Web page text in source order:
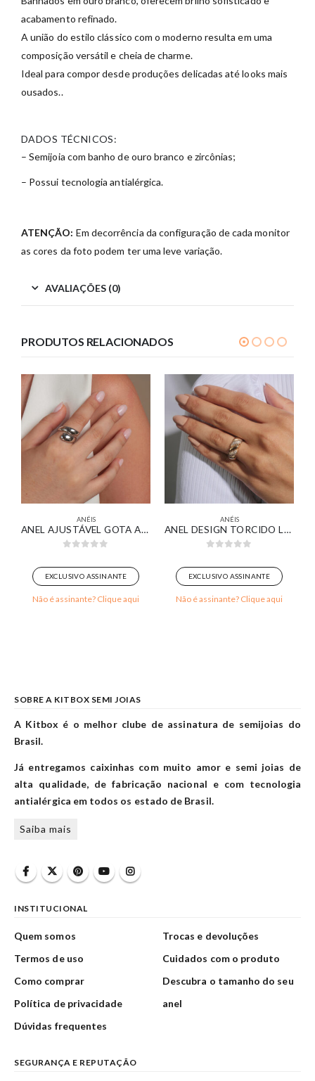
acabamento refinado.
A união do estilo clássico com o moderno resulta em uma
composição versátil e cheia de charme.
Ideal para compor desde produções delicadas até looks mais
ousados..
DADOS TÉCNICOS:
– Semijoia com banho de ouro branco e zircônias;
– Possui tecnologia antialérgica.
ATENÇÃO: Em decorrência da configuração de cada monitor
as cores da foto podem ter uma leve variação.
AVALIAÇÕES (0)
PRODUTOS RELACIONADOS
ANÉIS
ANEL AJUSTÁVEL GOTA ASSIMÉTRICA BANHADO EM OURO BRANCO
EXCLUSIVO ASSINANTE
Não é assinante? Clique aqui
ANÉIS
ANEL DESIGN TORCIDO LISO E CRAVEJADO BANHADO EM OURO 18K
EXCLUSIVO ASSINANTE
Não é assinante? Clique aqui
SOBRE A KITBOX SEMI JOIAS
A Kitbox é o melhor clube de assinatura de semijoias do
Brasil.
Já entregamos caixinhas com muito amor e semi joias de
alta qualidade, de fabricação nacional e com tecnologia
antialérgica em todos os estado de Brasil.
Saiba mais
INSTITUCIONAL
Quem somos
Termos de uso
Como comprar
Política de privacidade
Dúvidas frequentes
Trocas e devoluções
Cuidados com o produto
Descubra o tamanho do seu
anel
SEGURANÇA E REPUTAÇÃO